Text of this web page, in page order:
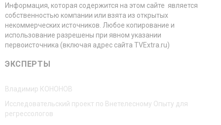
Информация, которая содержится на этом сайте является
собственностью компании или взята из открытых
некоммерческих источников. Любое копирование и
использование разрешены при явном указании
первоисточника (включая адрес сайта TVExtra.ru)
ЭКСПЕРТЫ
Владимир КОНОНОВ
Исследовательский проект по Внетелесному Опыту для
регрессологов